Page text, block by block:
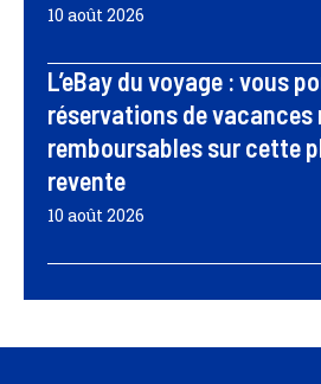
10 août 2026
L’eBay du voyage : vous
réservations de vacances
remboursables sur cette
revente
10 août 2026